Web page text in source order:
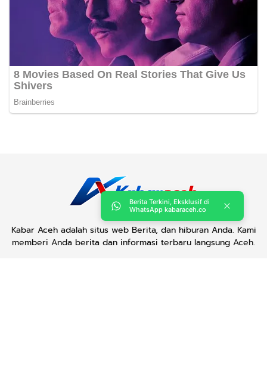
Kabar Aceh adalah situs web Berita, dan hiburan Anda. Kami
memberi Anda berita dan informasi terbaru langsung Aceh.
Berita Terkini, Eksklusif di
WhatsApp kabaraceh.co